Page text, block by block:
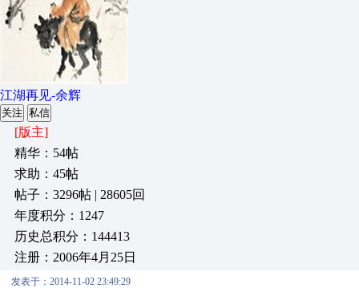
江湖再见-余辉
关注 私信
[版主]
精华：54帖
求助：45帖
帖子：3296帖 | 28605回
年度积分：1247
历史总积分：144413
注册：2006年4月25日
发表于：2014-11-02 23:49:29